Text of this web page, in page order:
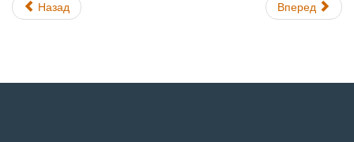
Назад Вперед